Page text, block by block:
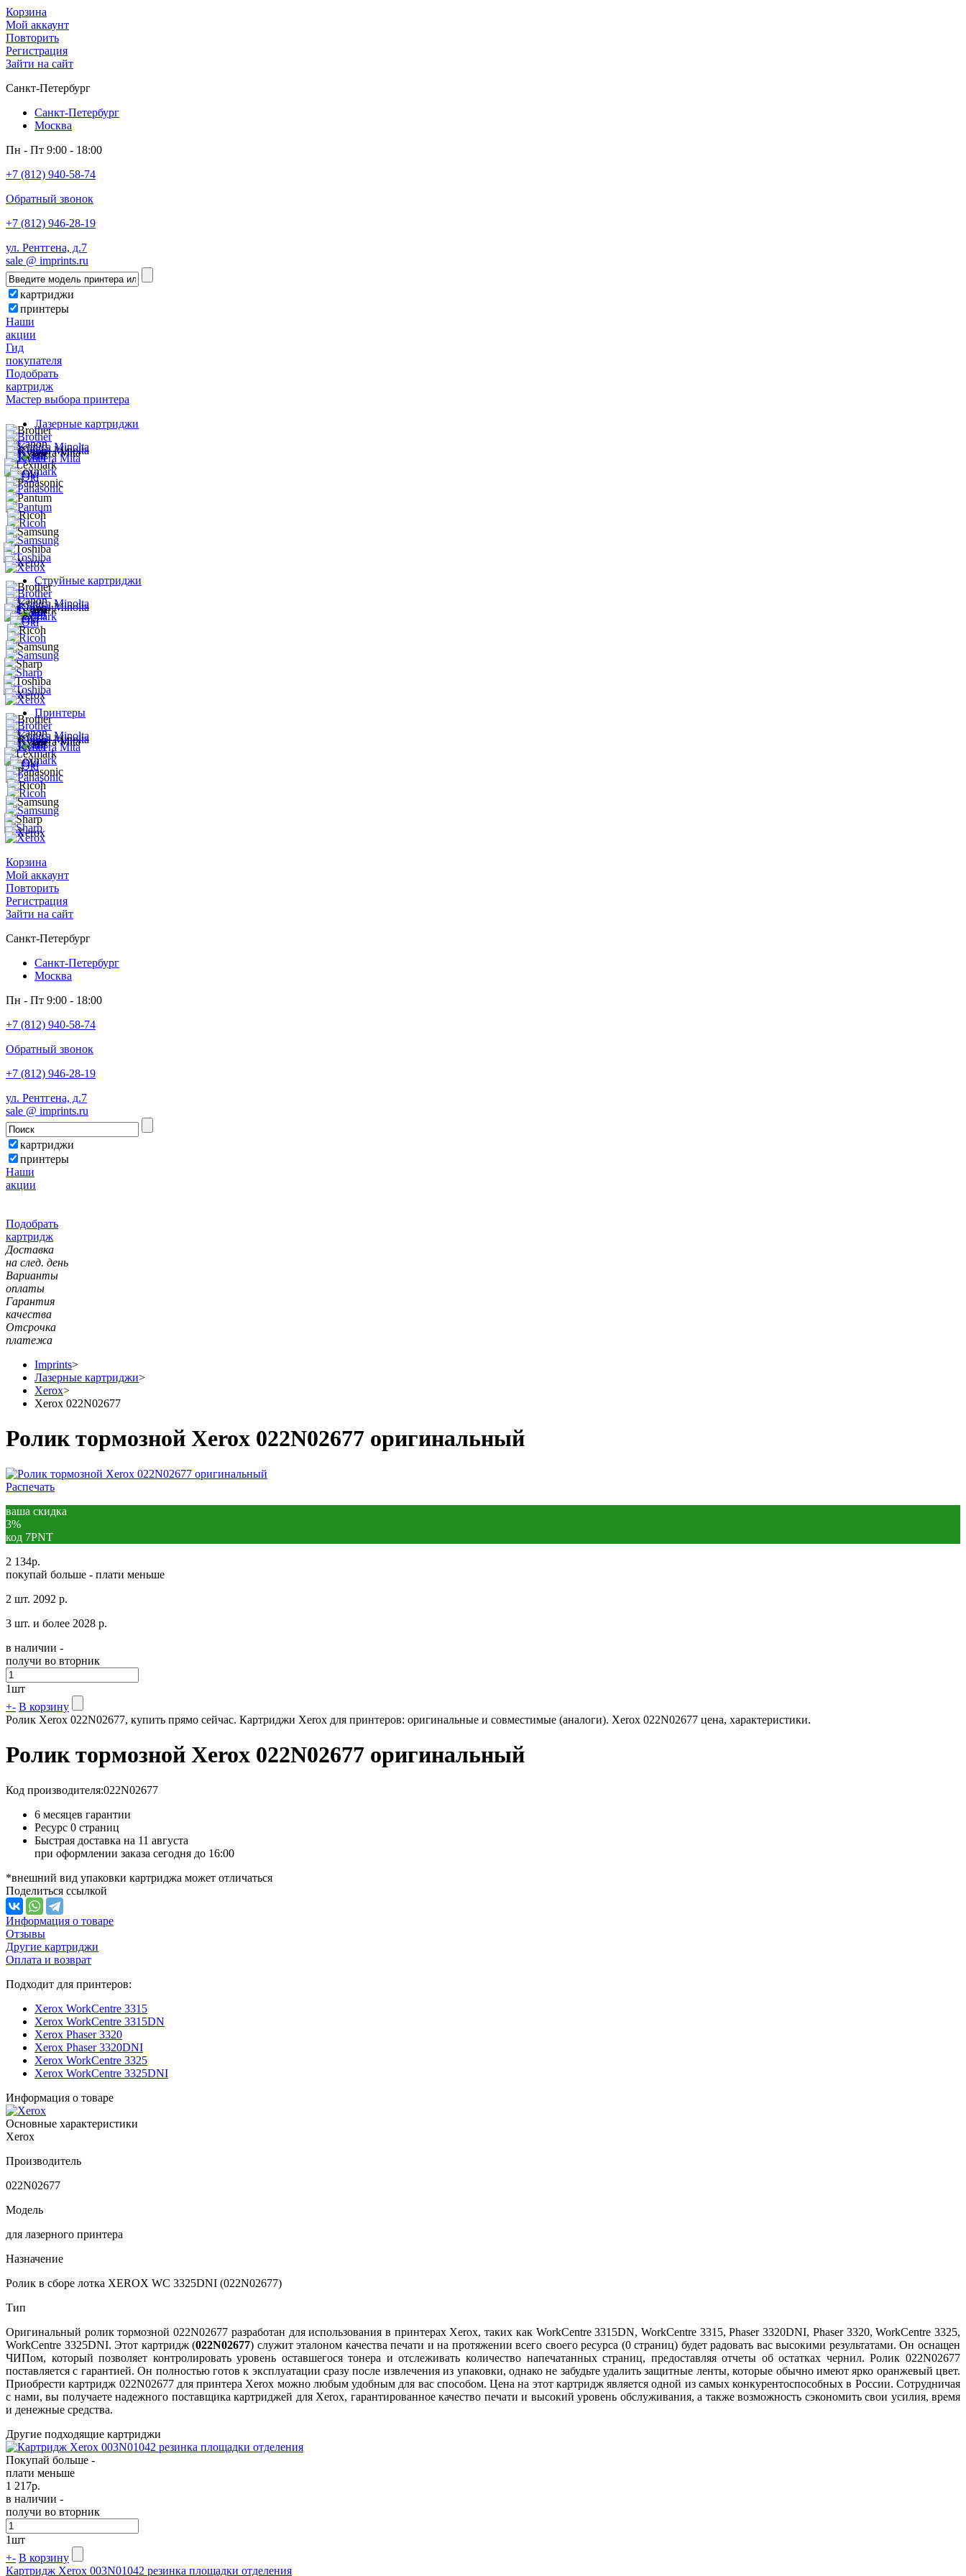
Корзина
Мой аккаунт
Повторить
Регистрация
Зайти на сайт
Санкт-Петербург
Санкт-Петербург
Москва
Пн - Пт 9:00 - 18:00
+7 (812) 940-58-74
Обратный звонок
+7 (812) 946-28-19
ул. Рентгена, д.7
sale @ imprints.ru
картриджи
принтеры
Наши
акции
Гид
покупателя
Подобрать
картридж
Мастер выбора принтера
Лазерные картриджи
Струйные картриджи
Принтеры
Корзина
Мой аккаунт
Повторить
Регистрация
Зайти на сайт
Санкт-Петербург
Санкт-Петербург
Москва
Пн - Пт 9:00 - 18:00
+7 (812) 940-58-74
Обратный звонок
+7 (812) 946-28-19
ул. Рентгена, д.7
sale @ imprints.ru
картриджи
принтеры
Наши
акции
Подобрать
картридж
Доставка
на след. день
Варианты
оплаты
Гарантия
качества
Отсрочка
платежа
Imprints>
Лазерные картриджи>
Xerox>
Xerox 022N02677
Ролик тормозной Xerox 022N02677 оригинальный
Распечать
ваша скидка
3%
код 7PNT
2 134р.
покупай больше - плати меньше
2 шт. 2092 р.
3 шт. и более 2028 р.
в наличии -
получи во вторник
1шт
+- В корзину
Ролик Xerox 022N02677, купить прямо сейчас. Картриджи Xerox для принтеров: оригинальные и совместимые (аналоги). Xerox 022N02677 цена, характеристики.
Ролик тормозной Xerox 022N02677 оригинальный
Код производителя:022N02677
6 месяцев гарантии
Ресурс 0 страниц
Быстрая доставка на 11 августа
при оформлении заказа сегодня до 16:00
*внешний вид упаковки картриджа может отличаться
Поделиться ссылкой
Информация о товаре
Отзывы
Другие картриджи
Оплата и возврат
Подходит для принтеров:
Xerox WorkCentre 3315
Xerox WorkCentre 3315DN
Xerox Phaser 3320
Xerox Phaser 3320DNI
Xerox WorkCentre 3325
Xerox WorkCentre 3325DNI
Информация о товаре
Основные характеристики
Xerox
Производитель
022N02677
Модель
для лазерного принтера
Назначение
Ролик в сборе лотка XEROX WC 3325DNI (022N02677)
Тип
Оригинальный ролик тормозной 022N02677 разработан для использования в принтерах Xerox, таких как WorkCentre 3315DN, WorkCentre 3315, Phaser 3320DNI, Phaser 3320, WorkCentre 3325,
WorkCentre 3325DNI. Этот картридж (022N02677) служит эталоном качества печати и на протяжении всего своего ресурса (0 страниц) будет радовать вас высокими результатами. Он оснащен
ЧИПом, который позволяет контролировать уровень оставшегося тонера и отслеживать количество напечатанных страниц, предоставляя отчеты об остатках чернил. Ролик 022N02677
поставляется с гарантией. Он полностью готов к эксплуатации сразу после извлечения из упаковки, однако не забудьте удалить защитные ленты, которые обычно имеют ярко оранжевый цвет.
Приобрести картридж 022N02677 для принтера Xerox можно любым удобным для вас способом. Цена на этот картридж является одной из самых конкурентоспособных в России. Сотрудничая
с нами, вы получаете надежного поставщика картриджей для Xerox, гарантированное качество печати и высокий уровень обслуживания, а также возможность сэкономить свои усилия, время
и денежные средства.
Другие подходящие картриджи
Покупай больше -
плати меньше
1 217р.
в наличии -
получи во вторник
1шт
+- В корзину
Картридж Xerox 003N01042 резинка площадки отделения